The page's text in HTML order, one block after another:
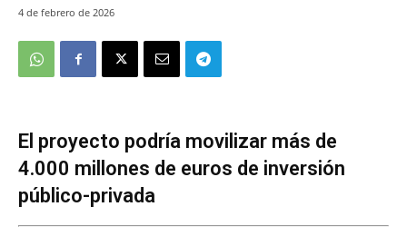
4 de febrero de 2026
El proyecto podría movilizar más de
4.000 millones de euros de inversión
público-privada